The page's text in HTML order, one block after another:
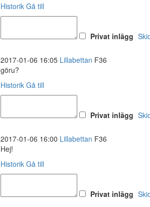
Historik Gå till
Privat inlägg
2017-01-06 16:05 Lillabettan F36
göru?
Historik Gå till
Privat inlägg
2017-01-06 16:00 Lillabettan F36
Hej!
Historik Gå till
Privat inlägg